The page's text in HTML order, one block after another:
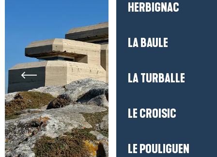
HERBIGNAC
LA BAULE
LA TURBALLE
LE CROISIC
LE POULIGUEN